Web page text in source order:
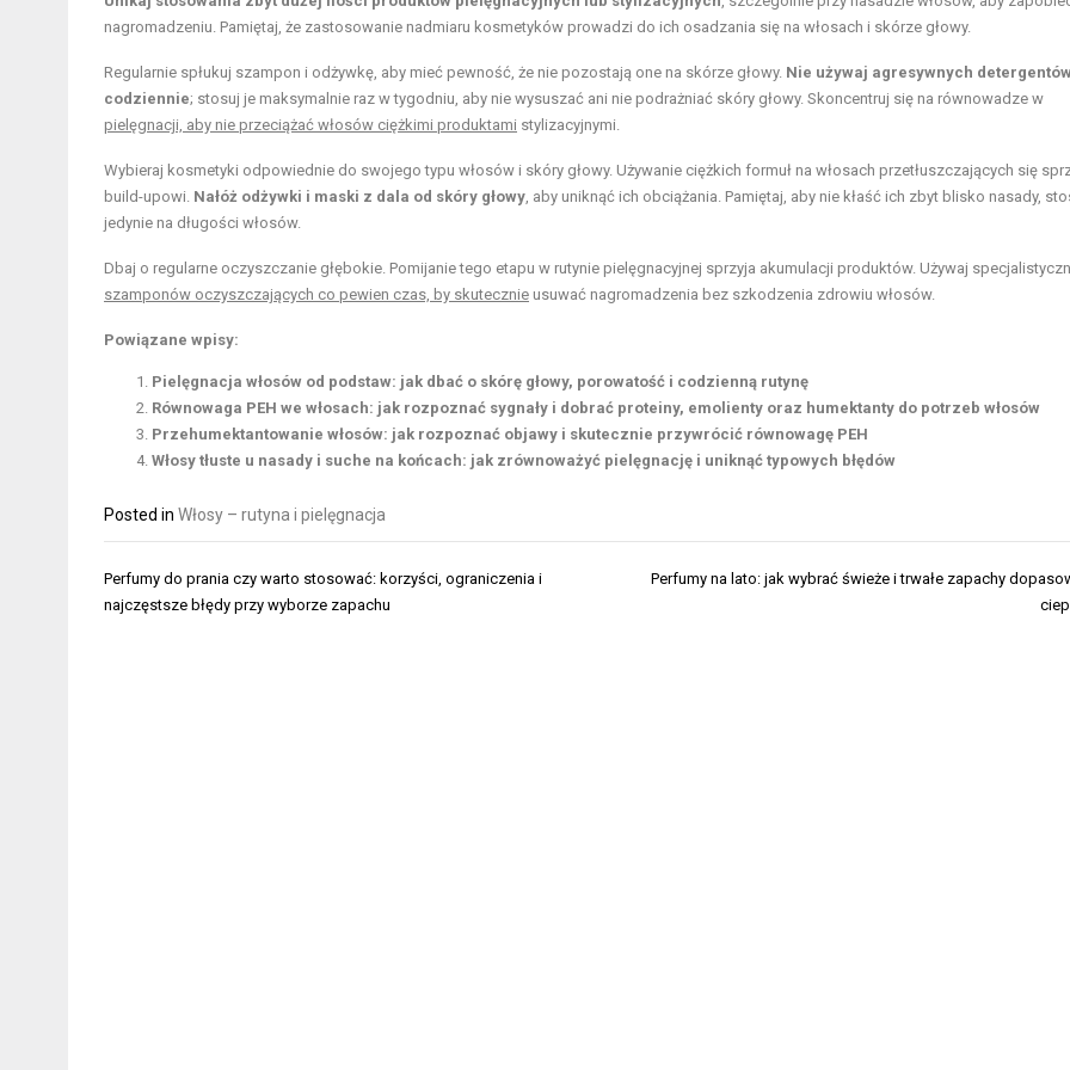
nagromadzeniu. Pamiętaj, że zastosowanie nadmiaru kosmetyków prowadzi do ich osadzania się na włosach i skórze głowy.
Regularnie spłukuj szampon i odżywkę, aby mieć pewność, że nie pozostają one na skórze głowy. Nie używaj agresywnych
codziennie; stosuj je maksymalnie raz w tygodniu, aby nie wysuszać ani nie podrażniać skóry głowy. Skoncentruj się na równowadze w
pielęgnacji, aby nie przeciążać włosów ciężkimi produktami stylizacyjnymi.
Wybieraj kosmetyki odpowiednie do swojego typu włosów i skóry głowy. Używanie ciężkich formuł na włosach przetłuszczających się
build-upowi. Nałóż odżywki i maski z dala od skóry głowy, aby uniknąć ich obciążania. Pamiętaj, aby nie kłaść ich zbyt blisko nasady,
jedynie na długości włosów.
Dbaj o regularne oczyszczanie głębokie. Pomijanie tego etapu w rutynie pielęgnacyjnej sprzyja akumulacji produktów. Używaj
szamponów oczyszczających co pewien czas, by skutecznie usuwać nagromadzenia bez szkodzenia zdrowiu włosów.
Powiązane wpisy:
Pielęgnacja włosów od podstaw: jak dbać o skórę głowy, porowatość i codzienną rutynę
Równowaga PEH we włosach: jak rozpoznać sygnały i dobrać proteiny, emolienty oraz humektanty do potrzeb włosów
Przehumektantowanie włosów: jak rozpoznać objawy i skutecznie przywrócić równowagę PEH
Włosy tłuste u nasady i suche na końcach: jak zrównoważyć pielęgnację i uniknąć typowych błędów
Posted in Włosy – rutyna i pielęgnacja
Nawigacja
wpisu
Perfumy do prania czy warto stosować: korzyści, ograniczenia i
najczęstsze błędy przy wyborze zapachu
Perfumy na lato: jak wybrać świeże i trwałe zapachy